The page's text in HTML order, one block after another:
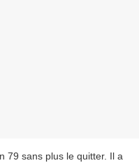
79 sans plus le quitter. Il a